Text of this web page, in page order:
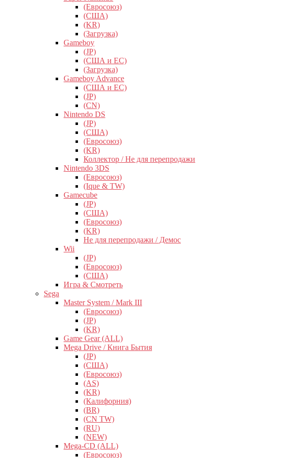
(Евросоюз)
(США)
(KR)
(Загрузка)
Gameboy
(JP)
(США и ЕС)
(Загрузка)
Gameboy Advance
(США и ЕС)
(JP)
(CN)
Nintendo DS
(JP)
(США)
(Евросоюз)
(KR)
Коллектор / Не для перепродажи
Nintendo 3DS
(Евросоюз)
(Ique & TW)
Gamecube
(JP)
(США)
(Евросоюз)
(KR)
Не для перепродажи / Демос
Wii
(JP)
(Евросоюз)
(США)
Игра & Смотреть
Sega
Master System / Mark III
(Евросоюз)
(JP)
(KR)
Game Gear (ALL)
Mega Drive / Книга Бытия
(JP)
(США)
(Евросоюз)
(AS)
(KR)
(Калифорния)
(BR)
(CN TW)
(RU)
(NEW)
Mega-CD (ALL)
(Евросоюз)